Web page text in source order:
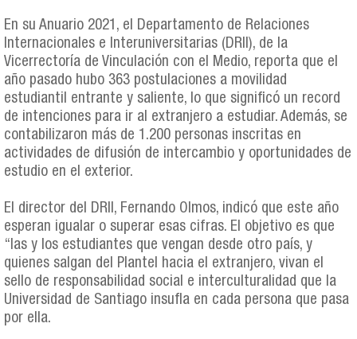
En su Anuario 2021, el Departamento de Relaciones
Internacionales e Interuniversitarias (DRII), de la
Vicerrectoría de Vinculación con el Medio, reporta que el
año pasado hubo 363 postulaciones a movilidad
estudiantil entrante y saliente, lo que significó un record
de intenciones para ir al extranjero a estudiar. Además, se
contabilizaron más de 1.200 personas inscritas en
actividades de difusión de intercambio y oportunidades de
estudio en el exterior.
El director del DRII, Fernando Olmos, indicó que este año
esperan igualar o superar esas cifras. El objetivo es que
“las y los estudiantes que vengan desde otro país, y
quienes salgan del Plantel hacia el extranjero, vivan el
sello de responsabilidad social e interculturalidad que la
Universidad de Santiago insufla en cada persona que pasa
por ella.